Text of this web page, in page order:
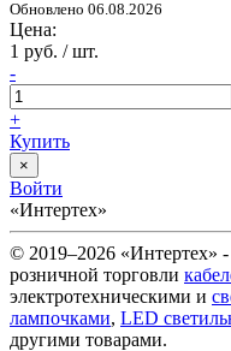
Обновлено 06.08.2026
Цена:
1 руб. / шт.
-
+
Купить
×
Войти
«Интертех»
© 2019–2026 «Интертех»
розничной торговли
электротехническими и
лампочками, LED
другими товарами.